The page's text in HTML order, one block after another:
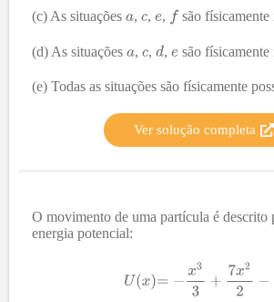
(c) As situações , , , são físicamente
(d) As situações , , , são físicamente
(e) Todas as situações são físicamente
Ver solução completa
O movimento de uma partícula é descrito
energia potencial: